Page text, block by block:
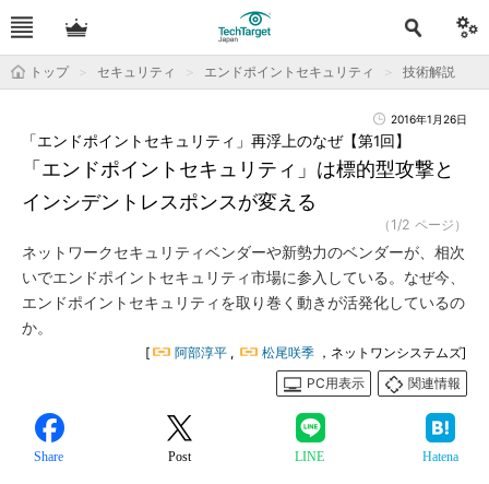
トップ セキュリティ エンドポイントセキュリティ 技術解説
2016年1月26日
「エンドポイントセキュリティ」は標的型攻撃と
インシデントレスポンスが変える
「エンドポイントセキュリティ」再浮上のなぜ【第1回】
（1/2 ページ）
ネットワークセキュリティベンダーや新勢力のベンダーが、相次
いでエンドポイントセキュリティ市場に参入している。なぜ今、
エンドポイントセキュリティを取り巻く動きが活発化しているの
か。
[ 阿部淳平 , 松尾咲季 ，ネットワンシステムズ]
PC用表示
関連情報
Share Post LINE Hatena